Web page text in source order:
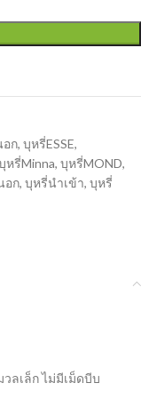
อก, บุหรี่ESSE,
หรี่Minna, บุหรี่MOND,
อก, บุหรี่นำเข้า, บุหรี่
ลเล็ก ไม่มีเม็ดบีบ